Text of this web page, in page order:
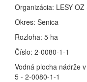
Organizácia: LESY
Okres: Senica
Rozloha: 5 ha
Číslo: 2-0080-1-1
Vodná plocha nádrže
5 - 2-0080-1-1